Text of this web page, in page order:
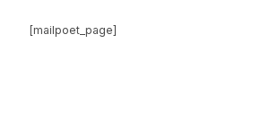
[mailpoet_page]